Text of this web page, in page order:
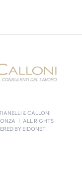
& CALLONI
| ALL RIGHTS
BY EIDONET